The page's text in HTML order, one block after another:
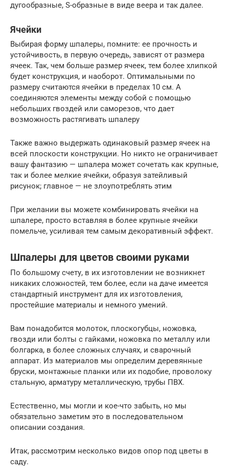
дугообразные, S-образные в виде веера и так далее.
Ячейки
Выбирая форму шпалеры, помните: ее прочность и
устойчивость, в первую очередь, зависят от размера
ячеек. Так, чем больше размер ячеек, тем более хлипкой
будет конструкция, и наоборот. Оптимальными по
размеру считаются ячейки в пределах 10 см. А
соединяются элементы между собой с помощью
небольших гвоздей или саморезов, что дает
возможность растягивать шпалеру
Также важно выдержать одинаковый размер ячеек на
всей плоскости конструкции. Но никто не ограничивает
вашу фантазию — шпалера может сочетать как крупные,
так и более мелкие ячейки, образуя затейливый
рисунок; главное — не злоупотреблять этим
При желании вы можете комбинировать ячейки на
шпалере, просто вставляя в более крупные ячейки
помельче, усиливая тем самым декоративный эффект.
Шпалеры для цветов своими руками
По большому счету, в их изготовлении не возникнет
никаких сложностей, тем более, если на даче имеется
стандартный инструмент для их изготовления,
простейшие материалы и немного умений.
Вам понадобится молоток, плоскогубцы, ножовка,
гвозди или болты с гайками, ножовка по металлу или
болгарка, в более сложных случаях, и сварочный
аппарат. Из материалов мы определим деревянные
бруски, монтажные планки или их подобие, проволоку
стальную, арматуру металлическую, трубы ПВХ.
Естественно, мы могли и кое-что забыть, но мы
обязательно заметим это в последовательном
описании создания.
Итак, рассмотрим несколько видов опор под цветы в
саду.